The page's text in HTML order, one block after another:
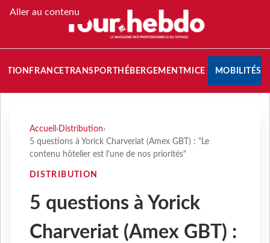
Aller au contenu
FRANCETRANSPORT HÉBERGEMENTMICE MOBILITÉS
Accueil › Distribution›
5 questions à Yorick Charveriat (Amex GBT) : "Le
contenu hôtelier est l'une de nos priorités"
DISTRIBUTION
5 questions à Yorick
Charveriat (Amex GBT) :